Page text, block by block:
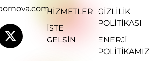
HIZMETLER
İSTE
GELSIN
GIZLILIK
POLITIKASI
ENERJI
POLITIKAMIZ